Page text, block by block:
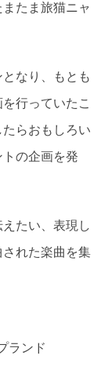
たま旅猫ニャ
なり、もとも
行っていたこ
らおもしろい
の企画を発
たい、表現し
れた楽曲を集
ランド